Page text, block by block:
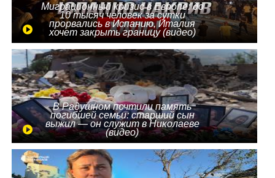
Миграционный кризис в Европе: до
10 тысяч человек за сутки
прорвались в Испанию, Италия
хочет закрыть границу (видео)
В Радушном почтили память
погибшей семьи: старший сын
выжил — он служит в Николаеве
(видео)